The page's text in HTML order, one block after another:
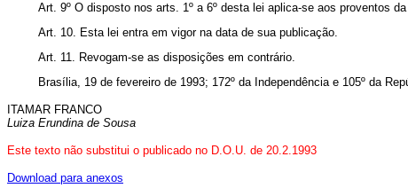
Art. 9º O disposto nos arts. 1º a 6º desta lei aplica-se aos proventos
Art. 10. Esta lei entra em vigor na data de sua publicação.
Art. 11. Revogam-se as disposições em contrário.
Brasília, 19 de fevereiro de 1993; 172º da Independência e 105º da
ITAMAR FRANCO
Luiza Erundina de Sousa
Este texto não substitui o publicado no D.O.U. de 20.2.1993
Download para anexos